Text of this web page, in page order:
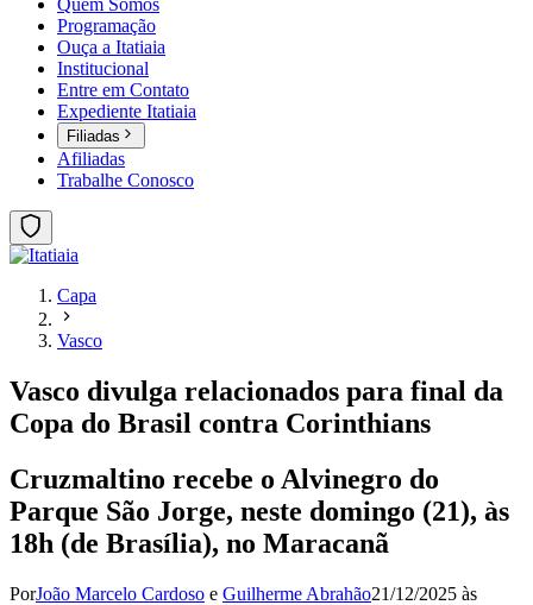
Quem Somos
Programação
Ouça a Itatiaia
Institucional
Entre em Contato
Expediente Itatiaia
Filiadas
Afiliadas
Trabalhe Conosco
Capa
Vasco
Vasco divulga relacionados para final da
Copa do Brasil contra Corinthians
Cruzmaltino recebe o Alvinegro do
Parque São Jorge, neste domingo (21), às
18h (de Brasília), no Maracanã
PorJoão Marcelo Cardoso e Guilherme Abrahão21/12/2025 às